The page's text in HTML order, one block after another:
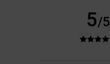
5/5